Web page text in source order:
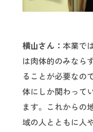
横山さん： 本業で
は肉体的のみなら
ることが必要なの
体にしか関わって
ます。これからの
域の人とともに人